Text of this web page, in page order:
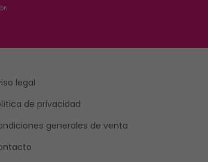
legal
de privacidad
generales de venta